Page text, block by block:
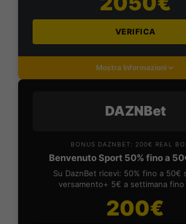
VERIFICA
Mostra Informazioni
DAZNBet
BONUS DAZNBET: 200€ REAL
Benvenuto Sport 50% fino a
Su DaznBet ricevi: 50% fino a 50€
versamento+ 5€ a settimana fino
200€